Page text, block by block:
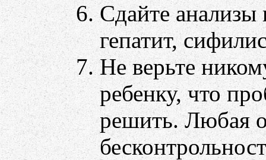
Сдайте
гепатит,
Не верьте
ребенку, что
решить. Любая